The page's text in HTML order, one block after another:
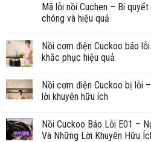
Mã lỗi nồi Cuchen – Bí
chóng và hiệu quả
Nồi cơm điện Cuckoo báo
khắc phục hiệu quả
Nồi cơm điện Cuckoo bị lỗi
lời khuyên hữu ích
Nồi Cuckoo Báo Lỗi E01 –
Và Những Lời Khuyên Hữu